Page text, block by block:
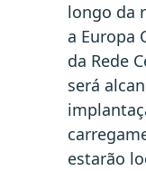
longo da
a Europa
da Rede
será
estarão